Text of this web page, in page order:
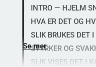
INTRO — HJELM
HVA ER DET OG
SLIK BRUKES DET
STYRKER OG
SLIK VISES DET I
Se mer